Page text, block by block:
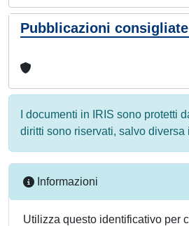
Pubblicazioni consigliate
I documenti in IRIS sono protetti
diritti sono riservati, salvo diversa
Informazioni
Utilizza questo identificativo per